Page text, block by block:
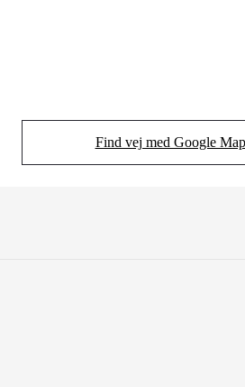
Find vej med Google
(Opens in